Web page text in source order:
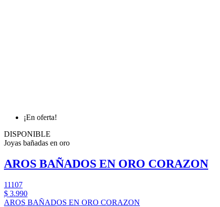
¡En oferta!
DISPONIBLE
Joyas bañadas en oro
AROS BAÑADOS EN ORO CORAZON
11107
$ 3.990
AROS BAÑADOS EN ORO CORAZON